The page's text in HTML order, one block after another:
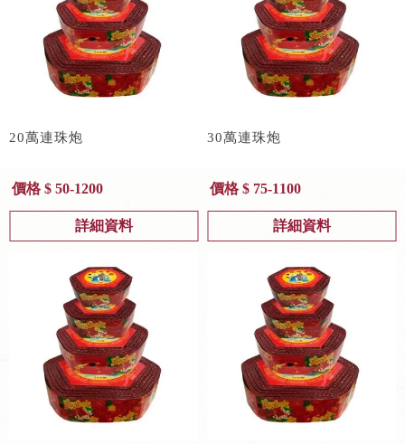
20萬連珠炮
價格 $ 50-1200
詳細資料
30萬連珠炮
價格 $ 75-1100
詳細資料